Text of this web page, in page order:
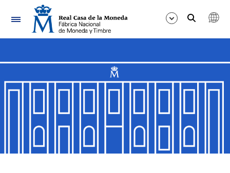
Nabigazioa
Erakutsi/Ezkutatu
Erakutsi/Ezkutatu
Erakutsi/Ezkutatu